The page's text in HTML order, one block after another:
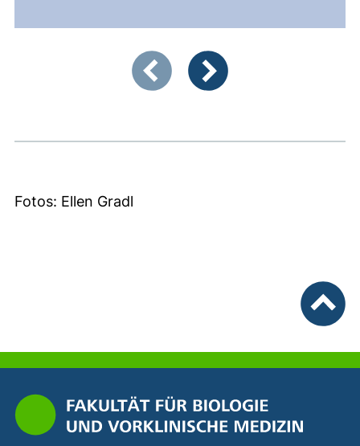
Zeigt Folie 1 von 2
Fotos: Ellen Gradl